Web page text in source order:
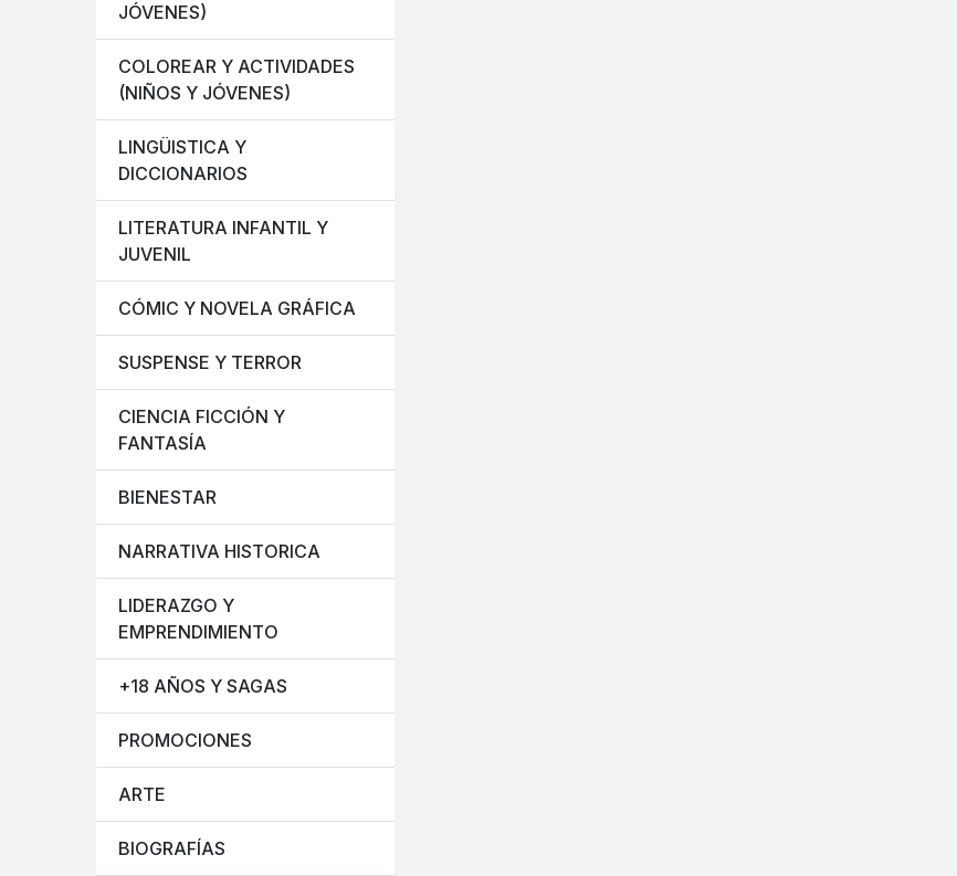
JÓVENES)
COLOREAR Y ACTIVIDADES
(NIÑOS Y JÓVENES)
LINGÜISTICA Y
DICCIONARIOS
LITERATURA INFANTIL Y
JUVENIL
CÓMIC Y NOVELA GRÁFICA
SUSPENSE Y TERROR
CIENCIA FICCIÓN Y
FANTASÍA
BIENESTAR
NARRATIVA HISTORICA
LIDERAZGO Y
EMPRENDIMIENTO
+18 AÑOS Y SAGAS
PROMOCIONES
ARTE
BIOGRAFÍAS